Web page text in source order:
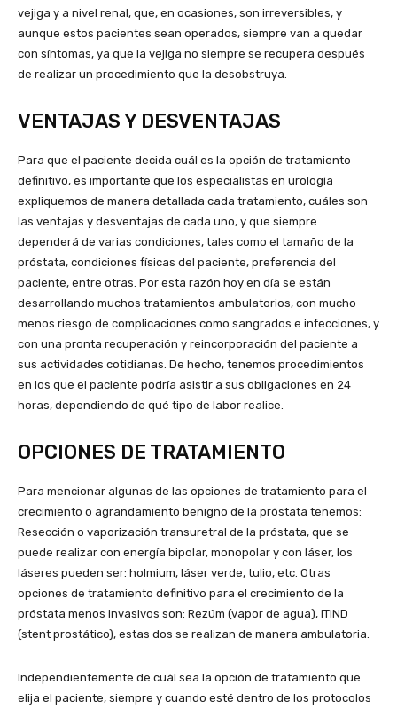
vejiga y a nivel renal, que, en ocasiones, son irreversibles, y
aunque estos pacientes sean operados, siempre van a quedar
con síntomas, ya que la vejiga no siempre se recupera después
de realizar un procedimiento que la desobstruya.
VENTAJAS Y DESVENTAJAS
Para que el paciente decida cuál es la opción de tratamiento
definitivo, es importante que los especialistas en urología
expliquemos de manera detallada cada tratamiento, cuáles son
las ventajas y desventajas de cada uno, y que siempre
dependerá de varias condiciones, tales como el tamaño de la
próstata, condiciones físicas del paciente, preferencia del
paciente, entre otras. Por esta razón hoy en día se están
desarrollando muchos tratamientos ambulatorios, con mucho
menos riesgo de complicaciones como sangrados e infecciones, y
con una pronta recuperación y reincorporación del paciente a
sus actividades cotidianas. De hecho, tenemos procedimientos
en los que el paciente podría asistir a sus obligaciones en 24
horas, dependiendo de qué tipo de labor realice.
OPCIONES DE TRATAMIENTO
Para mencionar algunas de las opciones de tratamiento para el
crecimiento o agrandamiento benigno de la próstata tenemos:
Resección o vaporización transuretral de la próstata, que se
puede realizar con energía bipolar, monopolar y con láser, los
láseres pueden ser: holmium, láser verde, tulio, etc. Otras
opciones de tratamiento definitivo para el crecimiento de la
próstata menos invasivos son: Rezúm (vapor de agua), ITIND
(stent prostático), estas dos se realizan de manera ambulatoria.
Independientemente de cuál sea la opción de tratamiento que
elija el paciente, siempre y cuando esté dentro de los protocolos